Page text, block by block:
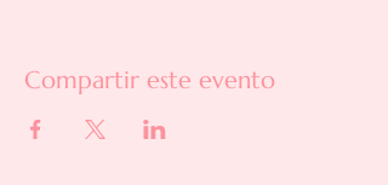
Compartir este evento